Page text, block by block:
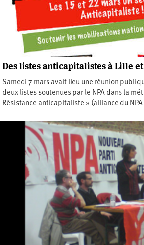
Des listes anticapitalistes à Lille
Samedi 7 mars avait lieu une réunion
deux listes soutenues par le NPA dans la
Résistance anticapitaliste » (alliance du